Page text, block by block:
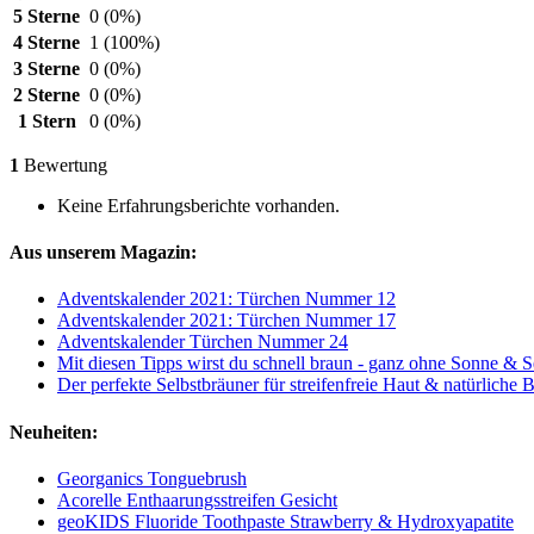
5 Sterne 0 (0%)
4 Sterne 1 (100%)
3 Sterne 0 (0%)
2 Sterne 0 (0%)
1 Stern
0 (0%)
1 Bewertung
Keine Erfahrungsberichte vorhanden.
Aus unserem Magazin:
Adventskalender 2021: Türchen Nummer 12
Adventskalender 2021: Türchen Nummer 17
Adventskalender Türchen Nummer 24
Mit diesen Tipps wirst du schnell braun - ganz ohne Sonne &
Der perfekte Selbstbräuner für streifenfreie Haut & natürliche
Neuheiten:
Georganics Tonguebrush
Acorelle Enthaarungsstreifen Gesicht
geoKIDS Fluoride Toothpaste Strawberry & Hydroxyapatite